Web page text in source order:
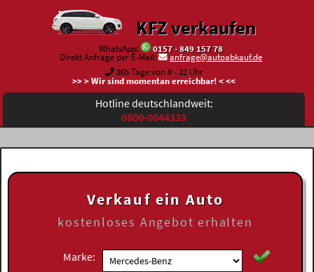
KFZ verkaufen
WhatsApp:
0157 - 849 157 78
Direkt Anfrage per E-Mail:
anfrage@autoabkauf.de
365 Tage von 8 - 22 Uhr
>> > Wir sind momentan erreichbar! < <<
Hotline deutschlandweit:
0800-0044333
Verkauf ein Auto
kostenloses Angebot erhalten
Marke: